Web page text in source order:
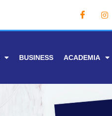
BUSINESS ACADEMIA